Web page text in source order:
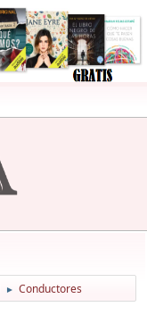
► Conductores